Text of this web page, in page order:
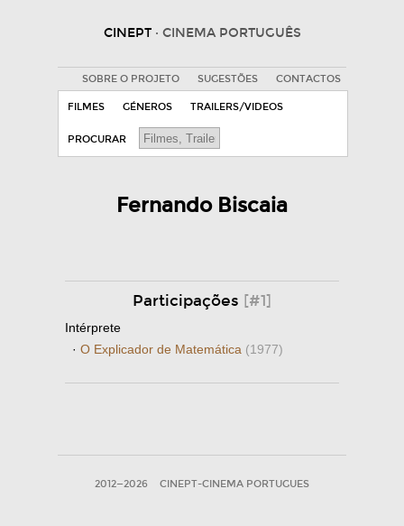
CINEPT · CINEMA PORTUGUÊS
SOBRE O PROJETO SUGESTÕES CONTACTOS
FILMES GÉNEROS TRAILERS/VIDEOS
PROCURAR
Fernando Biscaia
Participações [#1]
Intérprete
· O Explicador de Matemática (1977)
2012—2026 CINEPT-CINEMA PORTUGUES